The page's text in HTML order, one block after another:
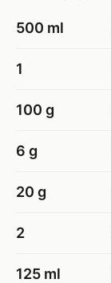
500 ml
1
100 g
6 g
20 g
2
125 ml